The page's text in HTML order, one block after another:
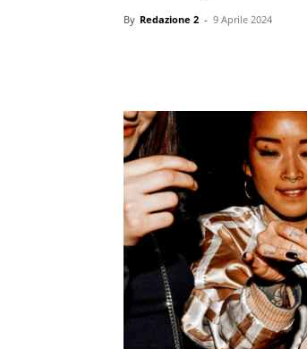
By Redazione 2 - 9 Aprile 2024